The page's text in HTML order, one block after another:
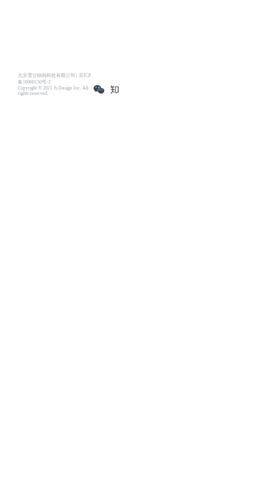
北京雪云锐创科技有限公司 | 京ICP
备16060150号-2
Copyright © 2021 Js.Design Inc. All
rights reserved.